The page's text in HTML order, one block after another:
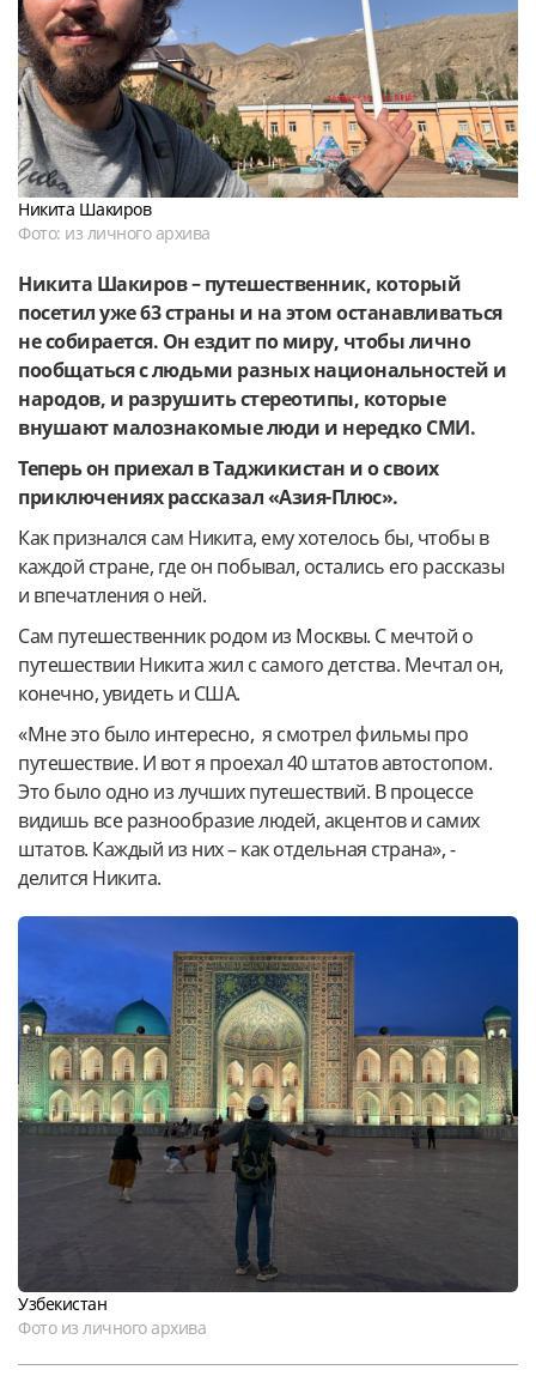
Никита Шакиров
Фото: из личного архива
Никита Шакиров – путешественник, который
посетил уже 63 страны и на этом останавливаться
не собирается. Он ездит по миру, чтобы лично
пообщаться с людьми разных национальностей и
народов, и разрушить стереотипы, которые
внушают малознакомые люди и нередко СМИ.
Теперь он приехал в Таджикистан и о своих
приключениях рассказал «Азия-Плюс».
Как признался сам Никита, ему хотелось бы, чтобы в
каждой стране, где он побывал, остались его рассказы
и впечатления о ней.
Сам путешественник родом из Москвы. С мечтой о
путешествии Никита жил с самого детства. Мечтал он,
конечно, увидеть и США.
«Мне это было интересно, я смотрел фильмы про
путешествие. И вот я проехал 40 штатов автостопом.
Это было одно из лучших путешествий. В процессе
видишь все разнообразие людей, акцентов и самих
штатов. Каждый из них – как отдельная страна», -
делится Никита.
Узбекистан
Фото из личного архива